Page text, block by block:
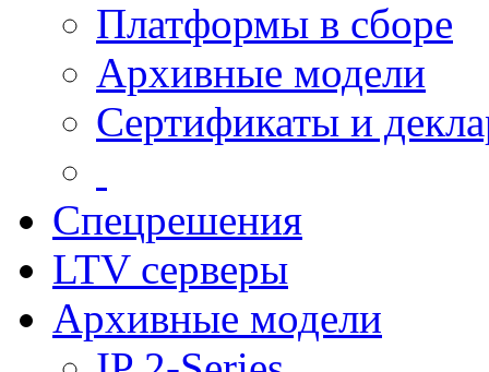
Платформы в сборе
Архивные модели
Сертификаты и
Спецрешения
LTV серверы
Архивные модели